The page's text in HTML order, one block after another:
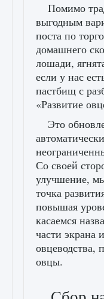
Помимо
выгодным
поста по
домашнего
лошади,
если у нас
пастбищ с
«Развитие
Это
Со своей
улучшение,
точка
повышая
касаемся
части экрана
овцеводства,
овцы.